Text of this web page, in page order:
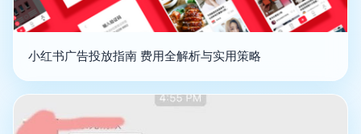
小红书广告投放指南 费用全解析与实用策略